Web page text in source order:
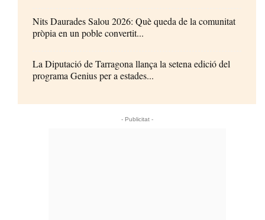
Nits Daurades Salou 2026: Què queda de la comunitat
pròpia en un poble convertit...
La Diputació de Tarragona llança la setena edició del
programa Genius per a estades...
- Publicitat -